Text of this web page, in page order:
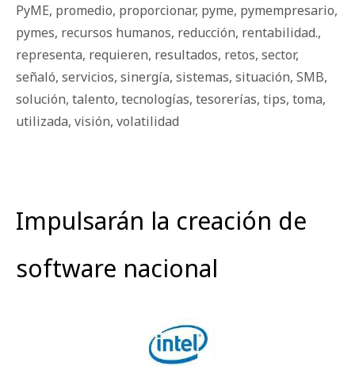
PyME, promedio, proporcionar, pyme, pymempresario,
pymes, recursos humanos, reducción, rentabilidad.,
representa, requieren, resultados, retos, sector,
señaló, servicios, sinergía, sistemas, situación, SMB,
solución, talento, tecnologías, tesorerías, tips, toma,
utilizada, visión, volatilidad
Impulsarán la creación de
software nacional